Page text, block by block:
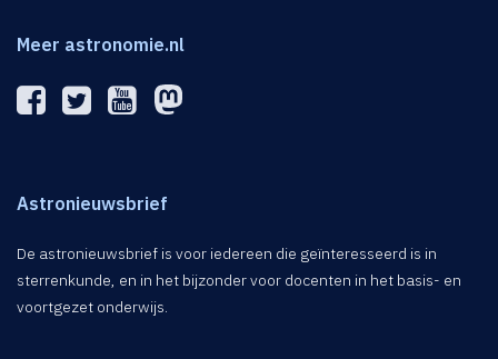
Meer astronomie.nl
Astronieuwsbrief
De astronieuwsbrief is voor iedereen die geïnteresseerd is in
sterrenkunde, en in het bijzonder voor docenten in het basis- en
voortgezet onderwijs.